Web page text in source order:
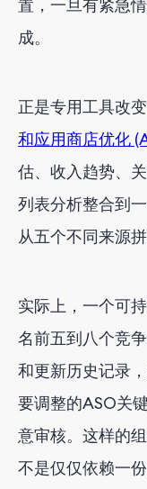
置，一旦有紧急
成。
正是专用工具改
和应用商店优化
估、收入趋势、
列表分析整合到
从五个不同来源
实际上，一个可
名前五到八个竞
和更新历史记录
要调整的ASO关
意审核。这样的
不是仅仅依赖一